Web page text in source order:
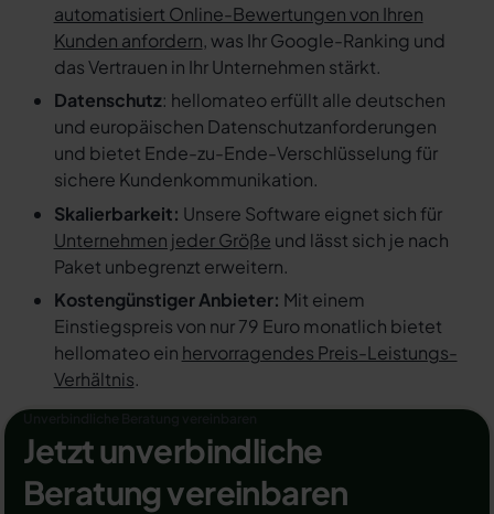
automatisiert Online-Bewertungen von Ihren
Kunden anfordern, was Ihr Google-Ranking und
das Vertrauen in Ihr Unternehmen stärkt.
Datenschutz: hellomateo erfüllt alle deutschen
und europäischen Datenschutzanforderungen
und bietet Ende-zu-Ende-Verschlüsselung für
sichere Kundenkommunikation.
Skalierbarkeit: Unsere Software eignet sich für
Unternehmen jeder Größe und lässt sich je nach
Paket unbegrenzt erweitern.
Kostengünstiger Anbieter: Mit einem
Einstiegspreis von nur 79 Euro monatlich bietet
hellomateo ein hervorragendes Preis-Leistungs-
Verhältnis.
Jetzt unverbindliche
Beratung vereinbaren